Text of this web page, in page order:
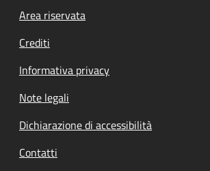
Footer menu
Area riservata
Crediti
Informativa privacy
Note legali
Dichiarazione di accessibilità
Contatti